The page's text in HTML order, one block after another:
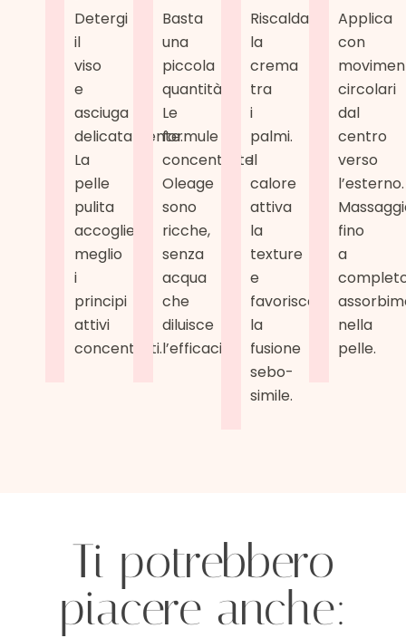
Detergi
il
viso
e
asciuga
delicatamente.
La
pelle
pulita
accoglie
meglio
i
principi
attivi
concentrati.
Basta
una
piccola
quantità.
Le
formule
concentrate
Oleage
sono
ricche,
senza
acqua
che
diluisce
l’efficacia.
Riscalda
la
crema
tra
i
palmi.
Il
calore
attiva
la
texture
e
favorisce
la
fusione
sebo-
simile.
Applica
con
circolari
dal
centro
verso
l’esterno.
fino
a
nella
pelle.
Ti potrebbero
piacere anche: